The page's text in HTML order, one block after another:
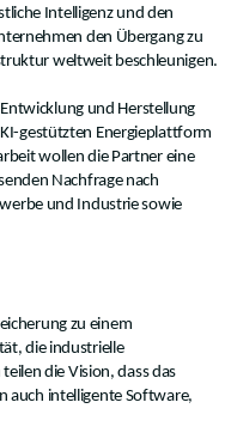
Intelligenz und den
den Übergang zu
weltweit beschleunigen.
und Herstellung
gestützten Energieplattform
wollen die Partner eine
Nachfrage nach
und Industrie sowie
zu einem
die industrielle
die Vision, dass das
auch intelligente Software,